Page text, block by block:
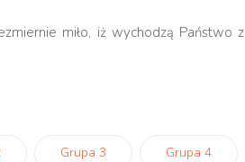
miło, iż wychodzą Państwo z
Grupa 3 Grupa 4